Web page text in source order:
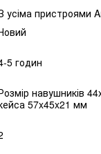
усіма пристроями
5 годин
навушників
57x45x21 мм